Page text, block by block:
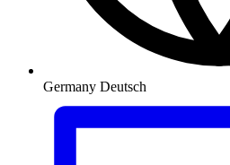
Germany Deutsch